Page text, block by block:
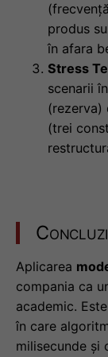
produs
în afara
Stress
scenarii
(rezerva)
(trei
Aplicarea
compania ca
academic.
în care
milisecunde și